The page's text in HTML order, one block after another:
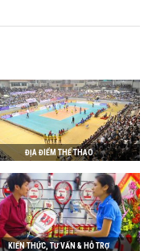
ĐỊA ĐIỂM THỂ THAO
KIẾN THỨC, TƯ VẤN & HỖ TRỢ